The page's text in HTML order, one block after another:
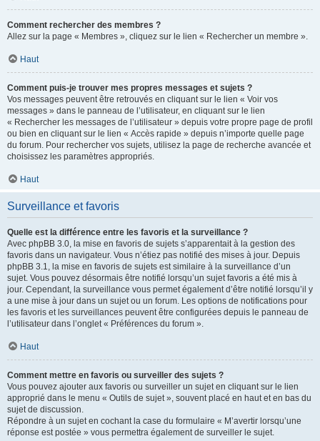
Comment rechercher des membres ?
Allez sur la page « Membres », cliquez sur le lien « Rechercher un membre ».
Haut
Comment puis-je trouver mes propres messages et sujets ?
Vos messages peuvent être retrouvés en cliquant sur le lien « Voir vos
messages » dans le panneau de l’utilisateur, en cliquant sur le lien
« Rechercher les messages de l’utilisateur » depuis votre propre page de profil
ou bien en cliquant sur le lien « Accès rapide » depuis n’importe quelle page
du forum. Pour rechercher vos sujets, utilisez la page de recherche avancée et
choisissez les paramètres appropriés.
Haut
Surveillance et favoris
Quelle est la différence entre les favoris et la surveillance ?
Avec phpBB 3.0, la mise en favoris de sujets s’apparentait à la gestion des
favoris dans un navigateur. Vous n’étiez pas notifié des mises à jour. Depuis
phpBB 3.1, la mise en favoris de sujets est similaire à la surveillance d’un
sujet. Vous pouvez désormais être notifié lorsqu’un sujet favoris a été mis à
jour. Cependant, la surveillance vous permet également d’être notifié lorsqu’il y
a une mise à jour dans un sujet ou un forum. Les options de notifications pour
les favoris et les surveillances peuvent être configurées depuis le panneau de
l’utilisateur dans l’onglet « Préférences du forum ».
Haut
Comment mettre en favoris ou surveiller des sujets ?
Vous pouvez ajouter aux favoris ou surveiller un sujet en cliquant sur le lien
approprié dans le menu « Outils de sujet », souvent placé en haut et en bas du
sujet de discussion.
Répondre à un sujet en cochant la case du formulaire « M’avertir lorsqu’une
réponse est postée » vous permettra également de surveiller le sujet.